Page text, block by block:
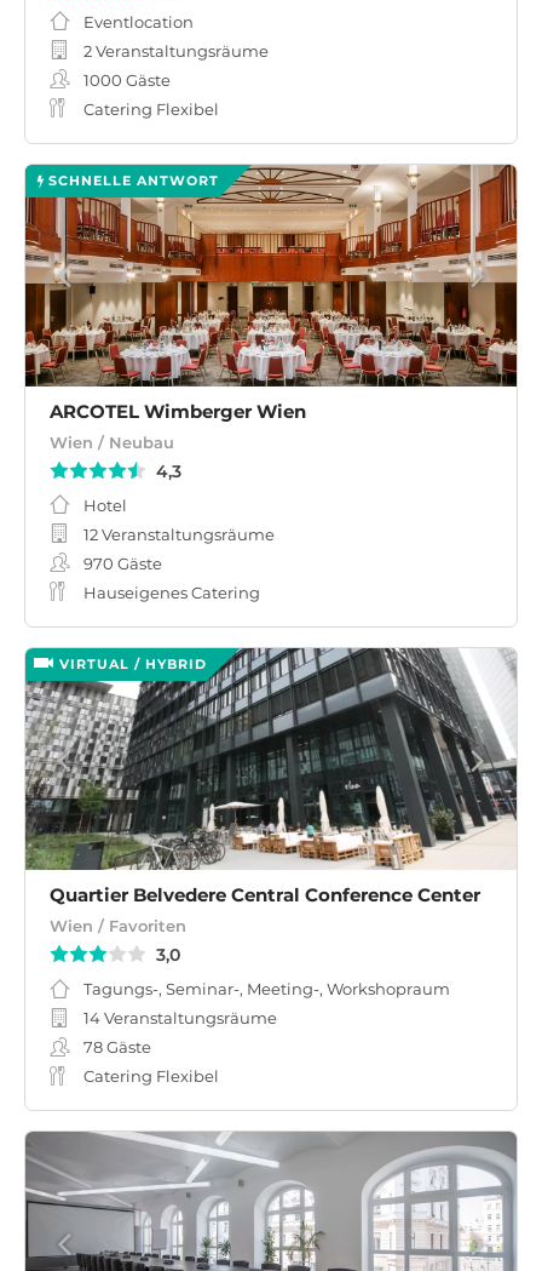
Eventlocation
2 Veranstaltungsräume
1000 Gäste
Catering Flexibel
SCHNELLE ANTWORT
ARCOTEL Wimberger Wien
Wien / Neubau
4,3
Hotel
12 Veranstaltungsräume
970 Gäste
Hauseigenes Catering
VIRTUAL / HYBRID
Quartier Belvedere Central Conference Center
Wien / Favoriten
3,0
Tagungs-, Seminar-, Meeting-, Workshopraum
14 Veranstaltungsräume
78Gäste
Catering Flexibel